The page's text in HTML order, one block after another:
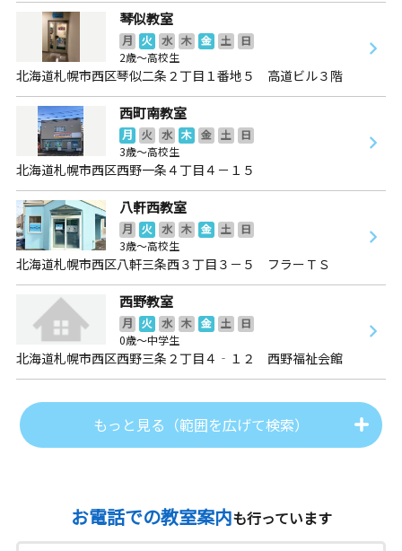
琴似教室
月 火 水 木 金 土
日
2歳～高校生
北海道札幌市西区琴似二条２丁目１番地５ 高道ビル３階
西町南教室
月 火 水 木 金 土
日
3歳～高校生
北海道札幌市西区西野一条４丁目４－１５
八軒西教室
月 火 水 木 金 土
日
3歳～高校生
北海道札幌市西区八軒三条西３丁目３－５ フラーＴＳ
西野教室
月 火 水 木 金 土
日
0歳～中学生
北海道札幌市西区西野三条２丁目４‐１２ 西野福祉会館
もっと見る（範囲を広げて検索）
お電話での教室案内も行っています